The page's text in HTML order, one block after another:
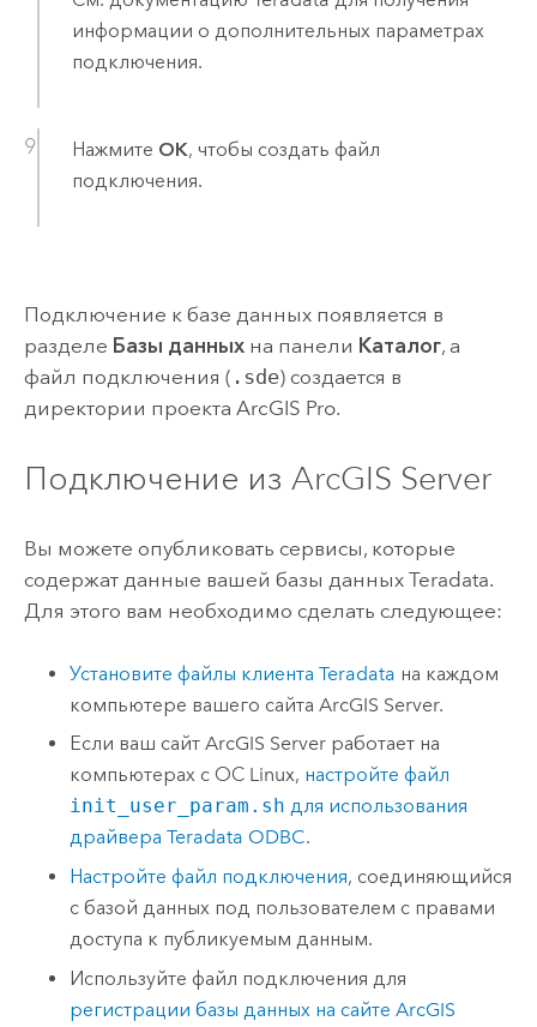
информации о дополнительных параметрах
подключения.
Нажмите ОК, чтобы создать файл
подключения.
Подключение к базе данных появляется в
разделе Базы данныхна панели Каталог, а
файл подключения ( .sde) создается в
директории проекта ArcGIS Pro.
Подключение из ArcGIS Server
Вы можете опубликовать сервисы, которые
содержат данные вашей базы данных Teradata.
Для этого вам необходимо сделать следующее:
Установите файлы клиентаTeradata на каждом
компьютере вашего сайтаArcGIS Server.
Если ваш сайтArcGIS Server работает на
компьютерах с ОС Linux, настройте файл
init_user_param.sh для использования
драйвераTeradata ODBC.
Настройте файл подключения, соединяющийся
с базой данных под пользователем с правами
доступа к публикуемым данным.
Используйте файл подключения для
регистрации базы данных на сайтеArcGIS